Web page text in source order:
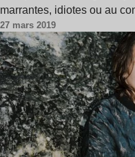
marrantes, idiotes ou au
27 mars 2019